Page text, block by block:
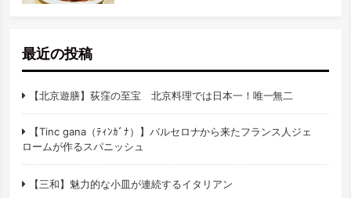
最近の投稿
【北京遊膳】荻窪の至宝 北京料理では日本一！唯一無二
【Tinc gana（ﾃｨﾝｶﾞﾅ）】バルセロナから来たフランス人ジェ
ロームが作るスパニッシュ
【三和】魅力的な小皿が連続するイタリアン